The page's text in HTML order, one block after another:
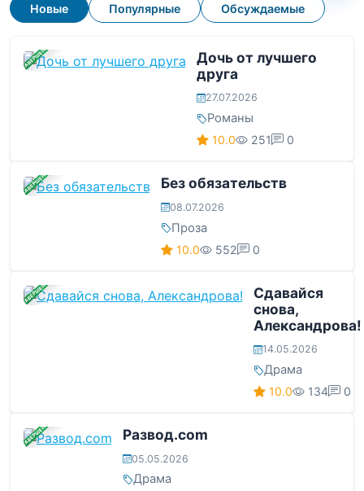
Новые Популярные Обсуждаемые
ЗАВЕРШЕНА
Дочь от лучшего
друга
27.07.2026
Романы
10.0 251 0
ЗАВЕРШЕНА Без обязательств
08.07.2026
Проза
10.0 552 0
ЗАВЕРШЕНА
Сдавайся
снова,
Александрова!
14.05.2026
Драма
10.0 134 0
ЗАВЕРШЕНА Развод.com
05.05.2026
Драма